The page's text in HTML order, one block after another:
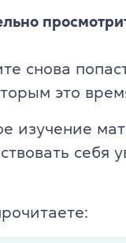
снова
это
изучение
себя